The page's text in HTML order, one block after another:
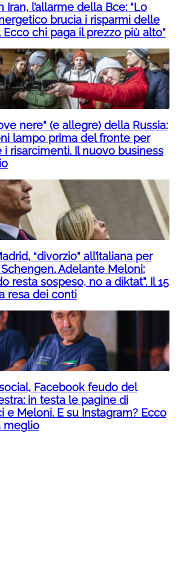
Iran, l’allarme della Bce: “Lo
brucia i risparmi delle
chi paga il prezzo più alto”
nere” (e allegre) della Russia:
lampo prima del fronte per
i risarcimenti. Il nuovo business
“divorzio” all’italiana per
Adelante Meloni:
resta sospeso, no a diktat”. Il 15
resa dei conti
Facebook feudo del
in testa le pagine di
e Meloni. E su Instagram? Ecco
meglio